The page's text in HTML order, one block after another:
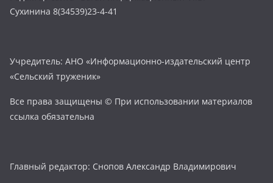
Сухинина 8(34539)23-4-41
Учредитель: АНО «Информационно-издательский центр
«Сельский труженик»
Все права защищены © При использовании материалов
ссылка обязательна
Главный редактор: Снопов Александр Владимирович